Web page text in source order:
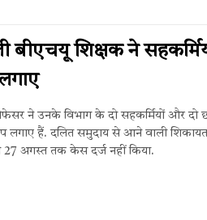
शिक्षक ने
ने उनके विभाग के दो सहकर्मियों और दो
हैं. दलित समुदाय से आने वाली
अगस्त तक केस दर्ज नहीं किया.